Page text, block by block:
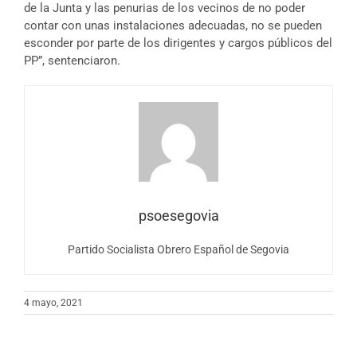
de la Junta y las penurias de los vecinos de no poder
contar con unas instalaciones adecuadas, no se pueden
esconder por parte de los dirigentes y cargos públicos del
PP”, sentenciaron.
psoesegovia
Partido Socialista Obrero Español de Segovia
4 mayo, 2021